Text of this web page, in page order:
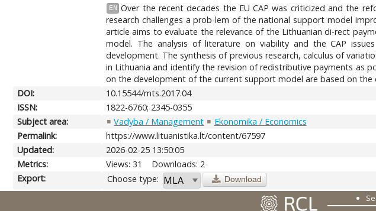
EN Over the recent decades the EU CAP was criticized and the
research challenges a prob-lem of the national support model
article aims to evaluate the relevance of the Lithuanian di-rect
model. The analysis of literature on viability and the CAP
development. The synthesis of previous research, calculus of
in Lithuania and identify the revision of redistributive payments as
on the development of the current support model are based on
DOI:
10.15544/mts.2017.04
ISSN:
1822-6760; 2345-0355
Subject area:
Vadyba / Management
Ekonomika / Economics
Permalink:
https://www.lituanistika.lt/content/67597
Updated:
2026-02-25 13:50:05
Metrics:
Views: 31
Downloads: 2
Export:
Choose type: Download